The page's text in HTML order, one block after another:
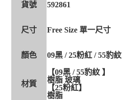
貨號 592861
尺寸 Free Size 單一尺寸
顏色 09黑 / 25粉紅 / 55豹紋
材質
【09黑 / 55豹紋 】
樹脂 玻璃
【25粉紅】
樹脂